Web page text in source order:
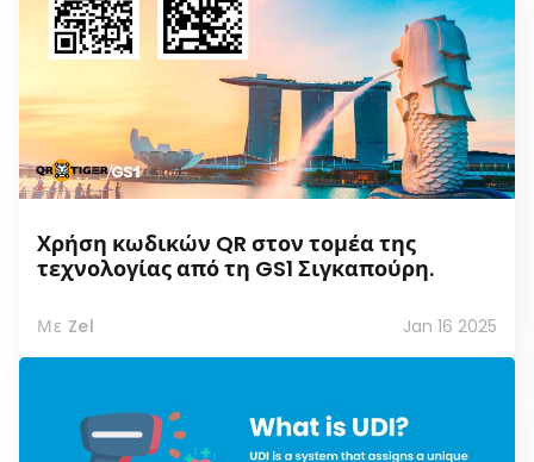
Χρήση κωδικών QR στον τομέα της
τεχνολογίας από τη GS1 Σιγκαπούρη.
Με Zel Jan 16 2025